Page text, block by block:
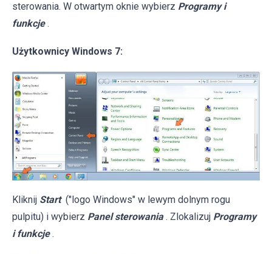
sterowania. W otwartym oknie wybierz Programy i
funkcje .
Użytkownicy Windows 7:
Kliknij Start ("logo Windows" w lewym dolnym rogu
pulpitu) i wybierz Panel sterowania . Zlokalizuj Programy
i funkcje .